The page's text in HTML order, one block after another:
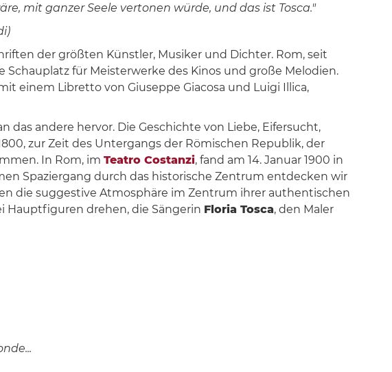
mit ganzer Seele vertonen würde, und das ist Tosca."
der größten Künstler, Musiker und Dichter. Rom, seit
für Meisterwerke des Kinos und große Melodien.
einem Libretto von Giuseppe Giacosa und Luigi Illica,
das andere hervor. Die Geschichte von Liebe, Eifersucht,
zur Zeit des Untergangs der Römischen Republik, der
In Rom, im Teatro Costanzi, fand am 14. Januar 1900 in
Spaziergang durch das historische Zentrum entdecken wir
die suggestive Atmosphäre im Zentrum ihrer authentischen
Hauptfiguren drehen, die Sängerin Floria Tosca, den Maler
mistero,